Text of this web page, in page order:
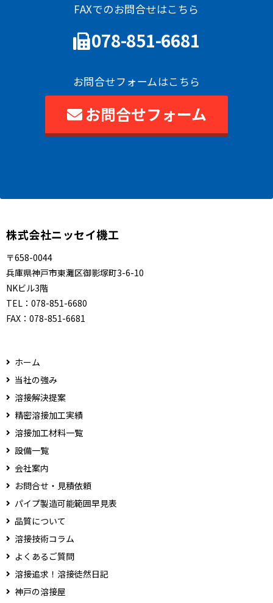
FAXでのお問合せはこちら
078-851-6681
お問合せフォームはこちら
お問合せフォーム
株式会社ニッセイ機工
〒658-0044
兵庫県神戸市東灘区御影塚町3-6-10
NKビル3階
TEL： 078-851-6680
FAX： 078-851-6681
ホーム
当社の強み
溶接解決提案
精密溶接加工実績
溶接加工材料一覧
設備一覧
会社案内
お問合せ・見積依頼
パイプ製造可能範囲早見表
品質について
溶接技術コラム
よくあるご質問
溶接追求！溶接徒然日記
神戸の溶接屋